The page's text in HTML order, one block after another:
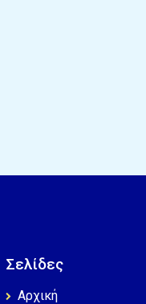
Σελίδες
Αρχική